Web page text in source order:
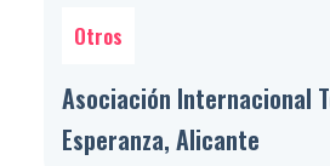
Otros
Asociación Internacional
Esperanza, Alicante